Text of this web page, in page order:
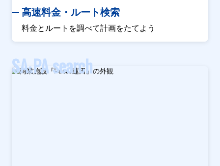
高速料金・ルート検索
料金とルートを調べて計画をたてよう
SA&PA search